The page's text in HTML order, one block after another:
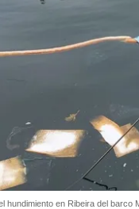
hundimiento en Ribeira del barco